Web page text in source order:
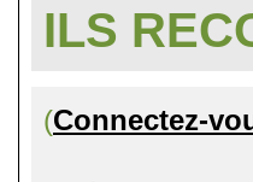
ILS
(Connectez-